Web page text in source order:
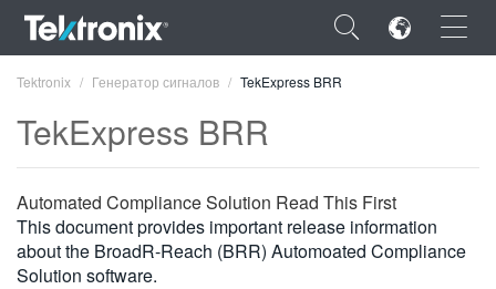
×
ENGLISH
FRANÇAIS
Tektronix Генератор сигналов TekExpress BRR
TekExpress BRR
Automated Compliance Solution Read This First
This document provides important release information
about the BroadR-Reach (BRR) Automoated Compliance
Solution software.